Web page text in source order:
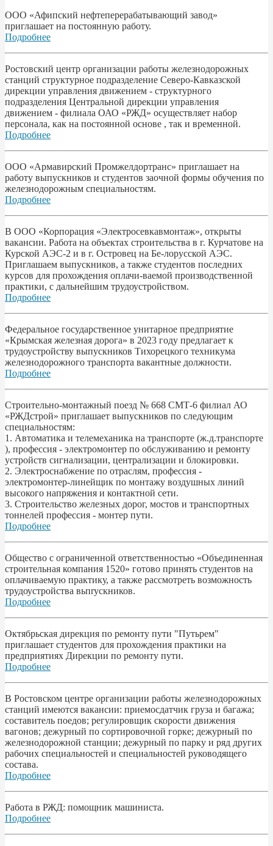
ООО «Афипский нефтеперерабатывающий завод»
приглашает на постоянную работу.
Подробнее
Ростовский центр организации работы железнодорожных
станций структурное подразделение Северо-Кавказской
дирекции управления движением - структурного
подразделения Центральной дирекции управления
движением - филиала ОАО «РЖД» осуществляет набор
персонала, как на постоянной основе , так и временной.
Подробнее
ООО «Армавирский Промжелдортранс» приглашает на
работу выпускников и студентов заочной формы обучения по
железнодорожным специальностям.
Подробнее
В ООО «Корпорация «Электросевкавмонтаж», открыты
вакансии. Работа на объектах строительства в г. Курчатове на
Курской АЭС-2 и в г. Островец на Бе-лорусской АЭС.
Приглашаем выпускников, а также студентов последних
курсов для прохождения оплачи-ваемой производственной
практики, с дальнейшим трудоустройством.
Подробнее
Федеральное государственное унитарное предприятие
«Крымская железная дорога» в 2023 году предлагает к
трудоустройству выпускников Тихорецкого техникума
железнодорожного транспорта вакантные должности.
Подробнее
Строительно-монтажный поезд № 668 СМТ-6 филиал АО
«РЖДстрой» приглашает выпускников по следующим
специальностям:
1. Автоматика и телемеханика на транспорте (ж.д.транспорте
), профессия - электромонтер по обслуживанию и ремонту
устройств сигнализации, централизации и блокировки.
2. Электроснабжение по отраслям, профессия -
электромонтер-линейщик по монтажу воздушных линий
высокого напряжения и контактной сети.
3. Строительство железных дорог, мостов и транспортных
тоннелей профессия - монтер пути.
Подробнее
Общество с ограниченной ответственностью «Объединенная
строительная компания 1520» готово принять студентов на
оплачиваемую практику, а также рассмотреть возможность
трудоустройства вьпrускников.
Подробнее
Октябрьская дирекция по ремонту пути "Путьрем"
приглашает студентов для прохождения практики на
предприятиях Дирекции по ремонту пути.
Подробнее
В Ростовском центре организации работы железнодорожных
станций имеются вакансии: приемосдатчик груза и багажа;
составитель поедов; регулировщик скорости движения
вагонов; дежурный по сортировочной горке; дежурный по
железнодорожной станции; дежурный по парку и ряд других
рабочих специальностей и специальностей руководящего
состава.
Подробнее
Работа в РЖД: помощник машиниста.
Подробнее